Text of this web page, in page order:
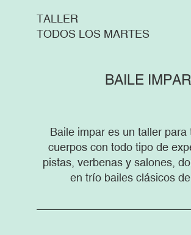
TALLER
TODOS LOS MARTES
BAILE IMPAR
Baile impar es un taller para
cuerpos con todo tipo de
pistas, verbenas y salones,
en trío bailes clásicos